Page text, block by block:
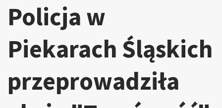
Policja w
Piekarach Śląskich
przeprowadziła